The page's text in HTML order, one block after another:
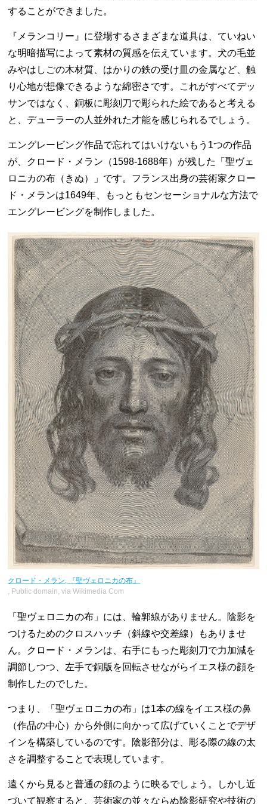
することができました。
『メランコリー』に登場するさまざまな道具は、ていねい
な明暗描写によって素材の質感を伝えています。犬の毛並
みやはしごの木材質、はかりの鉄の受け皿の金属など、触
り心地が想像できるような綿密さです。これがすべてデッ
サンではなく、銅板に彫刻刀で彫られた絵であると考える
と、デューラーの人並外れた才能を感じられるでしょう。
エングレービング作品で忘れてはいけないもう1つの作品
が、クロード・メラン（1598-1688年）が残した「聖ヴェ
ロニカの布（きぬ）」です。フランス出身の芸術家クロー
ド・メランは1649年、もっともセンセーショナルな方法で
エングレービングを制作しました。
クロード・メラン, 『聖ヴェロニカの布』
, Public domain, via Wikimedia Com
「聖ヴェロニカの布」には、輪郭線がありません。陰影を
つけるためのクロスハッチ（斜線や交差線）もありませ
ん。クロード・メランは、右手にもった彫刻刀で力加減を
調節しつつ、左手で銅版を回転させながらイエス様の顔を
制作したのでした。
つまり、「聖ヴェロニカの布」は1本の線をイエス様の鼻
（作品の中心）から外側に向かって広げていくことでデザ
インを構築しているのです。陰影部分は、彫る際の線の太
さを調整することで表現しています。
遠くから見ると普通の顔のように映るでしょう。しかし近
づいて観察すると、芸術家の並々ならぬ陰影研究や技術の